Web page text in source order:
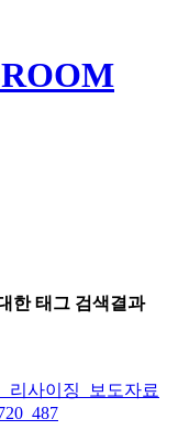
한 태그 검색결과